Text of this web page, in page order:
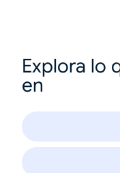
Explora lo
en